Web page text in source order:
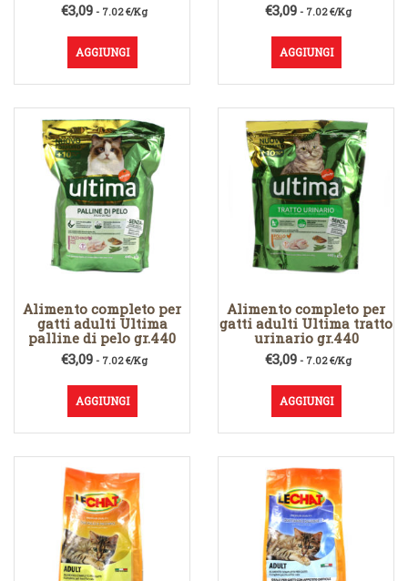
€3,09 - 7.02 €/Kg
AGGIUNGI
€3,09 - 7.02 €/Kg
AGGIUNGI
Alimento completo per
gatti adulti Ultima
palline di pelo gr.440
€3,09 - 7.02 €/Kg
AGGIUNGI
Alimento completo per
gatti adulti Ultima tratto
urinario gr.440
€3,09 - 7.02 €/Kg
AGGIUNGI